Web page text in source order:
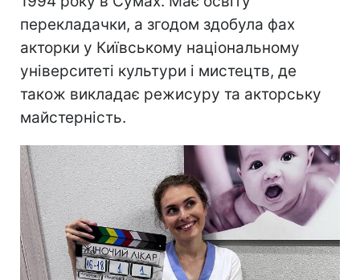
перекладачки, а згодом здобула фах
акторки у Київському національному
університеті культури і мистецтв, де
також викладає режисуру та акторську
майстерність.